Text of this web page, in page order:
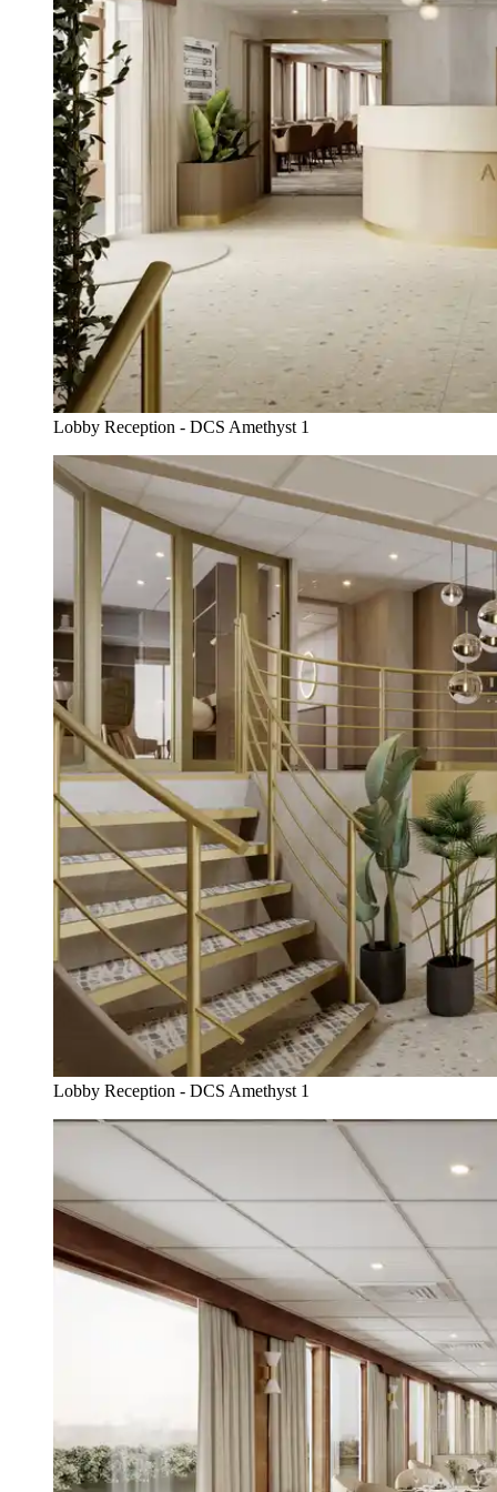
Lobby Reception - DCS Amethyst 1
Lobby Reception - DCS Amethyst 1